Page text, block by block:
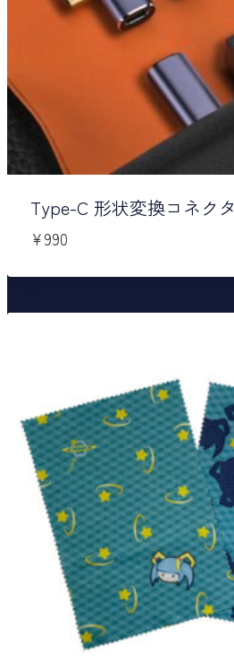
Type-C 形状変換コネクタ
¥990